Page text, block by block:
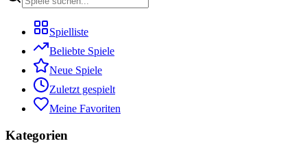
Spielliste
Beliebte Spiele
Neue Spiele
Zuletzt gespielt
Meine Favoriten
Kategorien